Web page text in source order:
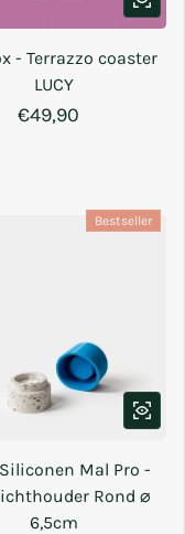
- Terrazzo coaster
LUCY
Normale prijs
€49,90
Bestseller
Mal Pro -
Rond ⌀
6,5cm